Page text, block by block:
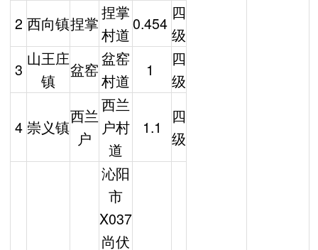
2 西向镇捏掌
捏掌
村道
0.454
四
级
3
山王庄
镇
盆窑
盆窑
村道
1
四
级
4 崇义镇
西兰
户
西兰
户村
道
1.1
四
级
沁阳
市
X037
尚伏